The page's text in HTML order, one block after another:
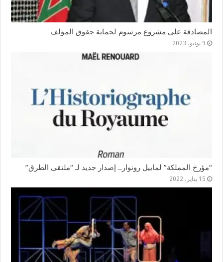
المصادقة على مشروع مرسوم لحماية حقوق المؤلف
9 يونيو، 2023
“مؤرخ المملكة” لماييل رونوار.. إصدار جديد لـ “ملتقى الطرق”
15 يناير، 2022